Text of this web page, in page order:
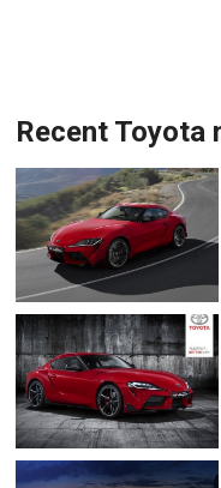
Recent Toyota